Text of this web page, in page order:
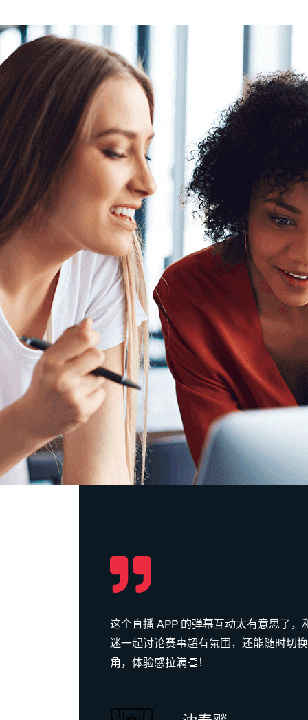
这个直播 APP 的弹幕互动太有意思了，
迷一起讨论赛事超有氛围，还能随时切
角，体验感拉满👏！